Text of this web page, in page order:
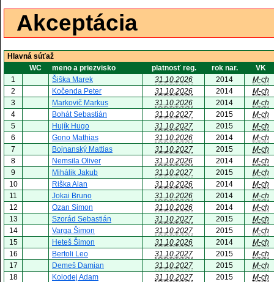
Akceptácia
Hlavná súťaž
WC
meno a priezvisko platnosť reg. rok nar.
VK
1
Šiška Marek 31.10.2026 2014
M-ch
2
Kočenda Peter 31.10.2026 2014
M-ch
3
Markovič Markus 31.10.2026 2014
M-ch
4
Bohát Sebastián 31.10.2027 2015
M-ch
5
Hujík Hugo 31.10.2027 2015
M-ch
6
Gono Mathias 31.10.2026 2014
M-ch
7
Bojnanský Mattias 31.10.2027 2015
M-ch
8
Nemsila Oliver 31.10.2026 2014
M-ch
9
Mihálik Jakub 31.10.2027 2015
M-ch
10
Riška Alan 31.10.2026 2014
M-ch
11
Jokai Bruno 31.10.2026 2014
M-ch
12
Ozan Simon 31.10.2026 2014
M-ch
13
Szorád Sebastián 31.10.2027 2015
M-ch
14
Varga Šimon 31.10.2027 2015
M-ch
15
Heteš Šimon 31.10.2026 2014
M-ch
16
Bertoli Leo 31.10.2027 2015
M-ch
17
Demeš Damian 31.10.2027 2015
M-ch
18
Kolodej Adam 31.10.2027 2015
M-ch